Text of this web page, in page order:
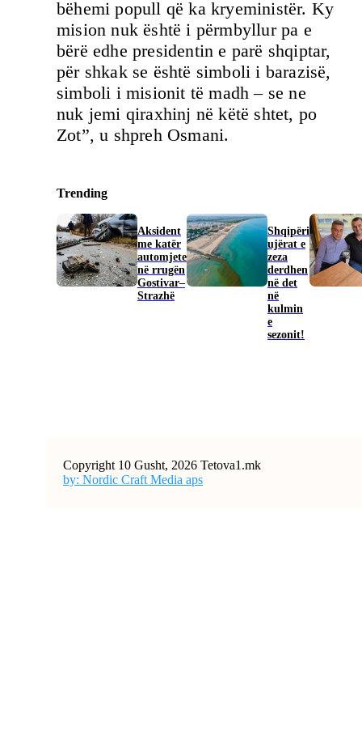
bëhemi popull që ka kryeministër. Ky
mision nuk është i përmbyllur pa e
bërë edhe presidentin e parë shqiptar,
për shkak se është simboli i barazisë,
simboli i misionit të madh – se ne
nuk jemi qiraxhinj në këtë shtet, po
Zot”, u shpreh Osmani.
Trending
Aksident
me katër
automjete
në rrugën
Gostivar–
Strazhë
Shqipëri
ujërat e
zeza
derdhen
në det
në
kulmin
e
sezonit!
Copyright 10 Gusht, 2026 Tetova1.mk
by: Nordic Craft Media aps